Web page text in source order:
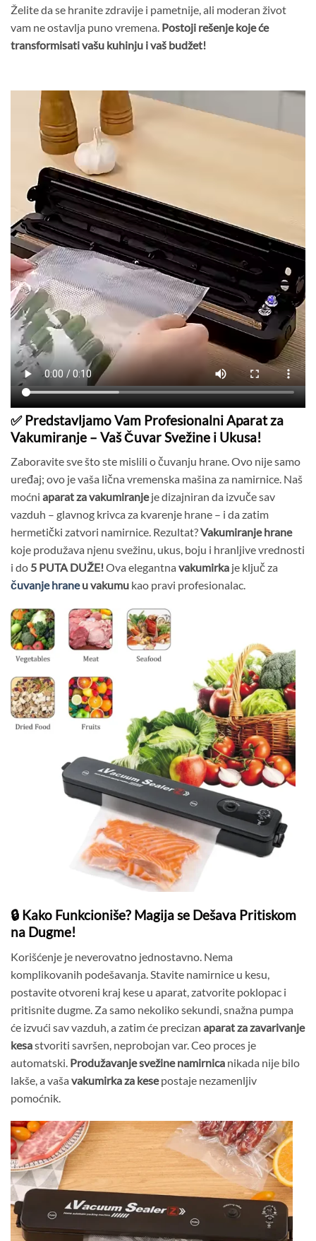
Želite da se hranite zdravije i pametnije, ali moderan život
vam ne ostavlja puno vremena. Postoji rešenje koje će
transformisati vašu kuhinju i vaš budžet!
✅ Predstavljamo Vam Profesionalni Aparat za
Vakumiranje – Vaš Čuvar Svežine i Ukusa!
Zaboravite sve što ste mislili o čuvanju hrane. Ovo nije samo
uređaj; ovo je vaša lična vremenska mašina za namirnice. Naš
moćni aparat za vakumiranjeje dizajniran da izvuče sav
vazduh – glavnog krivca za kvarenje hrane – i da zatim
hermetički zatvori namirnice. Rezultat?Vakumiranje hrane
koje produžava njenu svežinu, ukus, boju i hranljive vrednosti
i do 5 PUTA DUŽE!Ova elegantna vakumirka je ključ za
čuvanje hraneu vakumu kao pravi profesionalac.
🔒 Kako Funkcioniše? Magija se Dešava Pritiskom
na Dugme!
Korišćenje je neverovatno jednostavno. Nema
komplikovanih podešavanja. Stavite namirnice u kesu,
postavite otvoreni kraj kese u aparat, zatvorite poklopac i
pritisnite dugme. Za samo nekoliko sekundi, snažna pumpa
će izvući sav vazduh, a zatim će precizan aparat za zavarivanje
kesastvoriti savršen, neprobojan var. Ceo proces je
automatski. Produžavanje svežine namirnica nikada nije bilo
lakše, a vaša vakumirka za kesepostaje nezamenljiv
pomoćnik.